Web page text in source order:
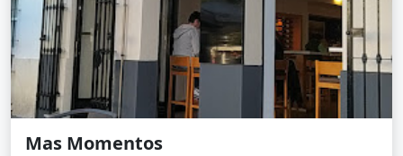
Mas Momentos